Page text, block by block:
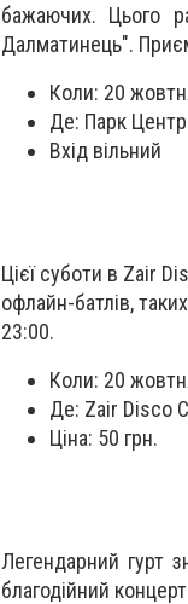
бажаючих. Цього
Далматинець".
Коли: 20
Де: Парк
Вхід вільний
Цієї суботи в Zair
офлайн-батлів,
23:00.
Коли: 20
Де: Zair Disco
Ціна: 50 грн.
Легендарний гурт
благодійний